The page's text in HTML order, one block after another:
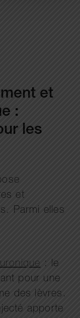
et
:
les
et
Parmi elles
: le
pour une
des lèvres.
apporte